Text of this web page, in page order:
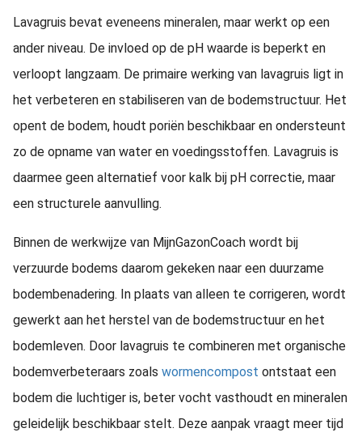
Lavagruis bevat eveneens mineralen, maar werkt op een
ander niveau. De invloed op de pH waarde is beperkt en
verloopt langzaam. De primaire werking van lavagruis ligt in
het verbeteren en stabiliseren van de bodemstructuur. Het
opent de bodem, houdt poriën beschikbaar en ondersteunt
zo de opname van water en voedingsstoffen. Lavagruis is
daarmee geen alternatief voor kalk bij pH correctie, maar
een structurele aanvulling.
Binnen de werkwijze van MijnGazonCoach wordt bij
verzuurde bodems daarom gekeken naar een duurzame
bodembenadering. In plaats van alleen te corrigeren, wordt
gewerkt aan het herstel van de bodemstructuur en het
bodemleven. Door lavagruis te combineren met organische
bodemverbeteraars zoals wormencompost ontstaat een
bodem die luchtiger is, beter vocht vasthoudt en mineralen
geleidelijk beschikbaar stelt. Deze aanpak vraagt meer tijd